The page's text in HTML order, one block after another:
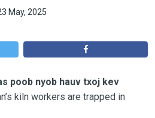
May, 2025
poob nyob hauv txoj kev
kiln workers are trapped in